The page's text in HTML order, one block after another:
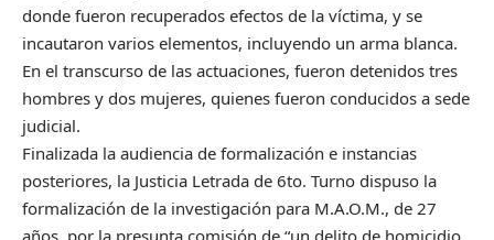
donde fueron recuperados efectos de la víctima, y se
incautaron varios elementos, incluyendo un arma blanca.
En el transcurso de las actuaciones, fueron detenidos tres
hombres y dos mujeres, quienes fueron conducidos a sede
judicial.
Finalizada la audiencia de formalización e instancias
posteriores, la Justicia Letrada de 6to. Turno dispuso la
formalización de la investigación para M.A.O.M., de 27
años, por la presunta comisión de “un delito de homicidio